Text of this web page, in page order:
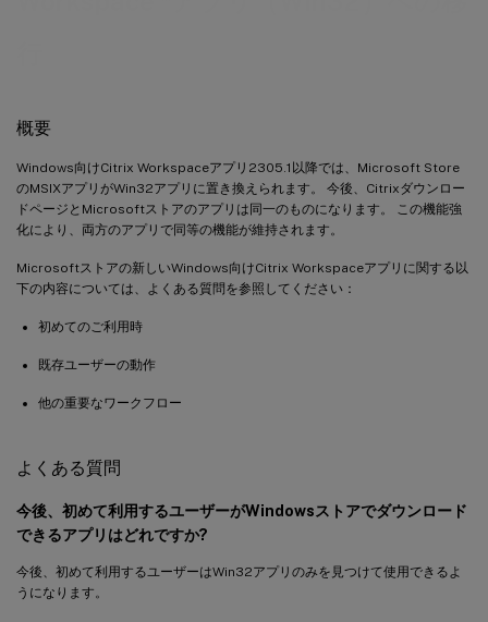
概要
Windows向けCitrix Workspaceアプリ2305.1以降では、Microsoft Store
のMSIXアプリがWin32アプリに置き換えられます。 今後、Citrixダウンロー
ドページとMicrosoftストアのアプリは同一のものになります。 この機能強
化により、両方のアプリで同等の機能が維持されます。
Microsoftストアの新しいWindows向けCitrix Workspaceアプリに関する以
下の内容については、よくある質問を参照してください：
初めてのご利用時
既存ユーザーの動作
他の重要なワークフロー
よくある質問
今後、初めて利用するユーザーがWindowsストアでダウンロード
できるアプリはどれですか?
今後、初めて利用するユーザーはWin32アプリのみを見つけて使用できるよ
うになります。